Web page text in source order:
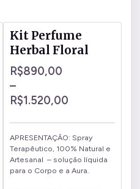
Kit Perfume
Herbal Floral
R$890,00
–
R$1.520,00
APRESENTAÇÃO: Spray
Terapêutico, 100% Natural e
Artesanal – solução líquida
para o Corpo e a Aura.